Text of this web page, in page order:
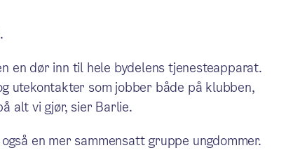
en dør inn til hele bydelens tjenesteapparat.
utekontakter som jobber både på klubben,
alt vi gjør, sier Barlie.
en mer sammensatt gruppe ungdommer.